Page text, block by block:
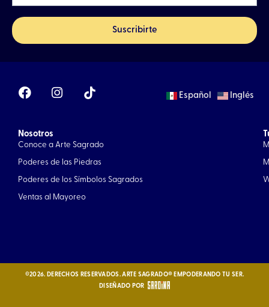
Suscribirte
F
a
b
o
o
I
n
g
r
a
Español Inglés
Nosotros
Conoce a Arte Sagrado
Poderes de las Piedras
Poderes de los Símbolos Sagrados
Ventas al Mayoreo
©2026. DERECHOS RESERVADOS. ARTE SAGRADO® EMPODERANDO TU SER.
DISEÑADO POR